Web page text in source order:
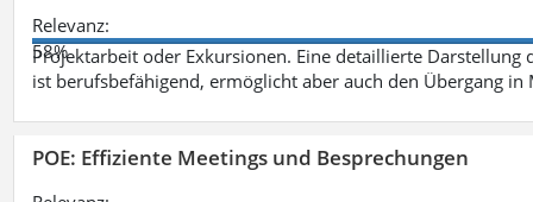
Relevanz:
58%
Projektarbeit oder Exkursionen. Eine detaillierte
ist berufsbefähigend, ermöglicht aber auch den Übergang in
POE: Effiziente Meetings und Besprechungen